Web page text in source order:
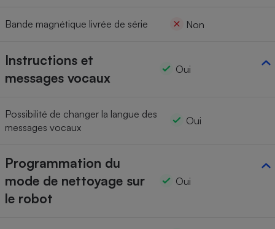
Bande magnétique livrée de série Non
Instructions et
messages vocaux
Oui
Possibilité de changer la langue des
messages vocaux
Oui
Programmation du
mode de nettoyage sur
le robot
Oui